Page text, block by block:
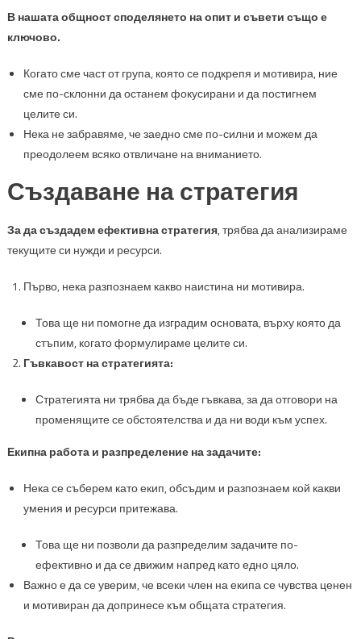
В нашата общност споделянето на опит и съвети също е
ключово.
Когато сме част от група, която се подкрепя и мотивира, ние
сме по-склонни да останем фокусирани и да постигнем
целите си.
Нека не забравяме, че заедно сме по-силни и можем да
преодолеем всяко отвличане на вниманието.
Създаване на стратегия
За да създадем ефективна стратегия, трябва да анализираме
текущите си нужди и ресурси.
Първо, нека разпознаем какво наистина ни мотивира.
Това ще ни помогне да изградим основата, върху която да
стъпим, когато формулираме целите си.
Гъвкавост на стратегията:
Стратегията ни трябва да бъде гъвкава, за да отговори на
променящите се обстоятелства и да ни води към успех.
Екипна работа и разпределение на задачите:
Нека се съберем като екип, обсъдим и разпознаем кой какви
умения и ресурси притежава.
Това ще ни позволи да разпределим задачите по-
ефективно и да се движим напред като едно цяло.
Важно е да се уверим, че всеки член на екипа се чувства ценен
и мотивиран да допринесе към общата стратегия.